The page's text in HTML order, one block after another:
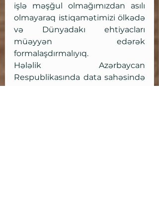
işlə məşğul olmağımızdan asılı
olmayaraq istiqamətimizi ölkədə
və Dünyadakı ehtiyacları
müəyyən edərək
formalaşdırmalıyıq.
Hələlik Azərbaycan
Respublikasında data sahəsində